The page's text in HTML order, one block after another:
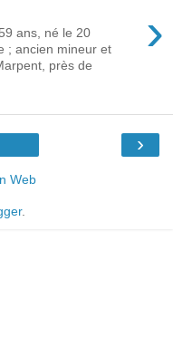
›
ans, né le 20
; ancien mineur et
près de
›
Web
.